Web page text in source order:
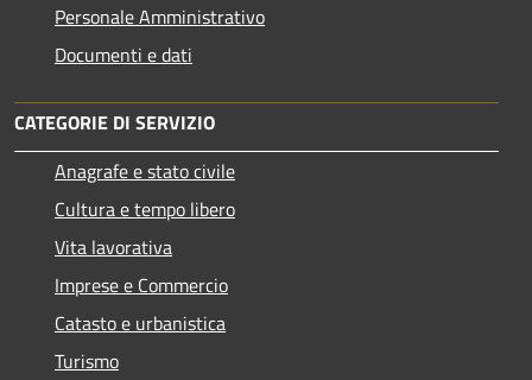
Personale Amministrativo
Documenti e dati
CATEGORIE DI SERVIZIO
Anagrafe e stato civile
Cultura e tempo libero
Vita lavorativa
Imprese e Commercio
Catasto e urbanistica
Turismo